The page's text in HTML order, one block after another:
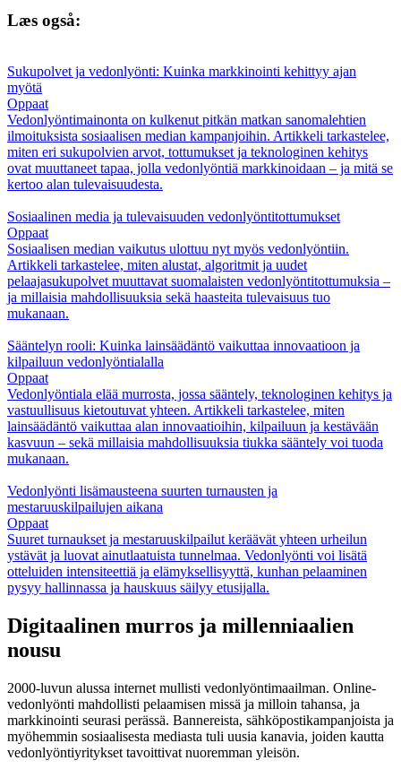
Læs også:
Sukupolvet ja vedonlyönti: Kuinka markkinointi kehittyy ajan
myötä
Oppaat
Vedonlyöntimainonta on kulkenut pitkän matkan sanomalehtien
ilmoituksista sosiaalisen median kampanjoihin. Artikkeli tarkastelee,
miten eri sukupolvien arvot, tottumukset ja teknologinen kehitys
ovat muuttaneet tapaa, jolla vedonlyöntiä markkinoidaan – ja mitä se
kertoo alan tulevaisuudesta.
Sosiaalinen media ja tulevaisuuden vedonlyöntitottumukset
Oppaat
Sosiaalisen median vaikutus ulottuu nyt myös vedonlyöntiin.
Artikkeli tarkastelee, miten alustat, algoritmit ja uudet
pelaajasukupolvet muuttavat suomalaisten vedonlyöntitottumuksia –
ja millaisia mahdollisuuksia sekä haasteita tulevaisuus tuo
mukanaan.
Sääntelyn rooli: Kuinka lainsäädäntö vaikuttaa innovaatioon ja
kilpailuun vedonlyöntialalla
Oppaat
Vedonlyöntiala elää murrosta, jossa sääntely, teknologinen kehitys ja
vastuullisuus kietoutuvat yhteen. Artikkeli tarkastelee, miten
lainsäädäntö vaikuttaa alan innovaatioihin, kilpailuun ja kestävään
kasvuun – sekä millaisia mahdollisuuksia tiukka sääntely voi tuoda
mukanaan.
Vedonlyönti lisämausteena suurten turnausten ja
mestaruuskilpailujen aikana
Oppaat
Suuret turnaukset ja mestaruuskilpailut keräävät yhteen urheilun
ystävät ja luovat ainutlaatuista tunnelmaa. Vedonlyönti voi lisätä
otteluiden intensiteettiä ja elämyksellisyyttä, kunhan pelaaminen
pysyy hallinnassa ja hauskuus säilyy etusijalla.
Digitaalinen murros ja millenniaalien
nousu
2000-luvun alussa internet mullisti vedonlyöntimaailman. Online-
vedonlyönti mahdollisti pelaamisen missä ja milloin tahansa, ja
markkinointi seurasi perässä. Bannereista, sähköpostikampanjoista ja
myöhemmin sosiaalisesta mediasta tuli uusia kanavia, joiden kautta
vedonlyöntiyritykset tavoittivat nuoremman yleisön.